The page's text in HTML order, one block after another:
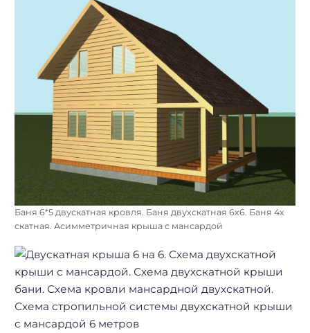
Баня 6*5 двускатная кровля. Баня двухскатная 6х6. Баня 4х
скатная. Асимметричная крыша с мансардой